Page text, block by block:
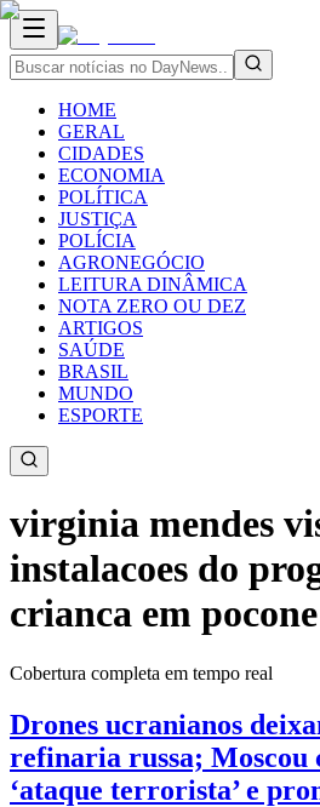
HOME
GERAL
CIDADES
ECONOMIA
POLÍTICA
JUSTIÇA
POLÍCIA
AGRONEGÓCIO
LEITURA DINÂMICA
NOTA ZERO OU DEZ
ARTIGOS
SAÚDE
BRASIL
MUNDO
ESPORTE
virginia mendes
instalacoes do
crianca em pocone
Cobertura completa em tempo real
Drones ucranianos
refinaria russa; Moscou
‘ataque terrorista’ e